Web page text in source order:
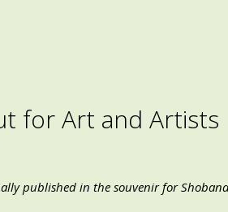
for Art and Artists
published in the souvenir for